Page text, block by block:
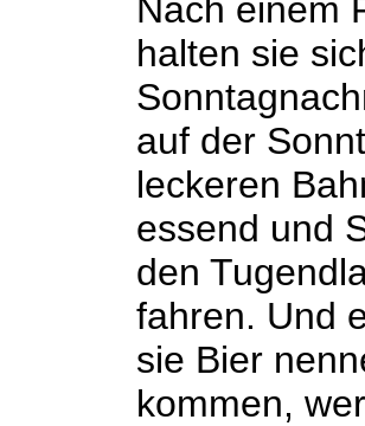
Nach einem
halten sie
auf der
leckeren
essend und
den
fahren. Und
sie Bier
kommen,